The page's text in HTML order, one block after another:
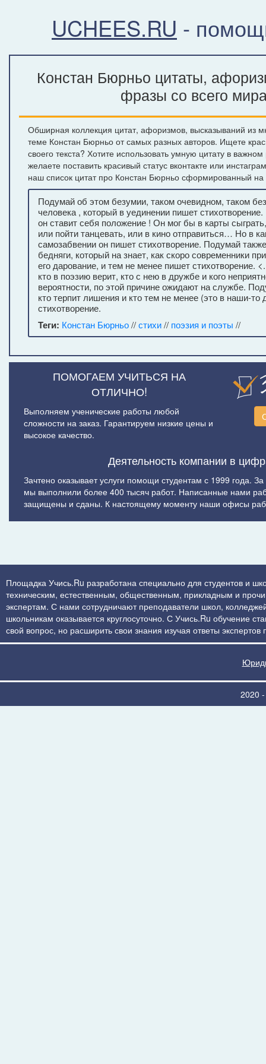
UCHEES.RU -
Констан Бюрньо цитаты,
фразы со всего
Обширная коллекция цитат, афоризмов, высказываний из
теме Констан Бюрньо от самых разных авторов. Ищете
своего текста? Хотите использовать умную цитату в
желаете поставить красивый статус вконтакте или
наш список цитат про Констан Бюрньо сформированный на
Подумай об этом безумии, таком очевидном, таком
человека , который в уединении пишет
он ставит себя положение ! Он мог бы в карты
или пойти танцевать, или в кино отправиться… Но в
самозабвении он пишет стихотворение. Подумай
бедняги, который на знает, как скоро современники
его дарование, и тем не менее пишет стихотворение.
кто в поэзию верит, кто с нею в дружбе и кого
вероятности, по этой причине ожидают на службе.
кто терпит лишения и кто тем не менее (это в наши-то
стихотворение.
Теги: Констан Бюрньо//стихи// поэзия и поэты //
ПОМОГАЕМ УЧИТЬСЯ НА
ОТЛИЧНО!
Выполняем ученические работы любой
сложности на заказ. Гарантируем низкие цены и
высокое качество.
Деятельность компании в
Зачтено оказывает услуги помощи студентам с 1999 года.
мы выполнили более 400 тысяч работ. Написанные нами
защищены и сданы. К настоящему моменту наши офисы
Площадка Учись.Ru разработана специально для студентов и
техническим, естественным, общественным, прикладным и
экспертам. С нами сотрудничают преподаватели школ,
школьникам оказывается круглосуточно. С Учись.Ru обучение
свой вопрос, но расширить свои знания изучая ответы
2020